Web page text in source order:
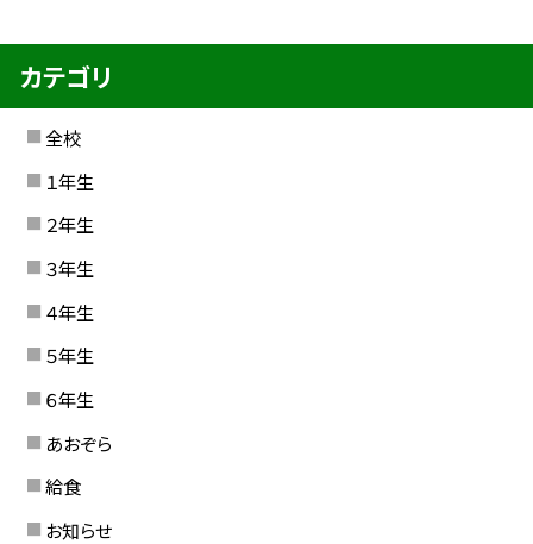
カテゴリ
全校
１年生
２年生
３年生
４年生
５年生
６年生
あおぞら
給食
お知らせ